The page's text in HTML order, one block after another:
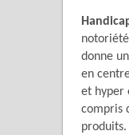
donne
en
et hyper
compris
produits.